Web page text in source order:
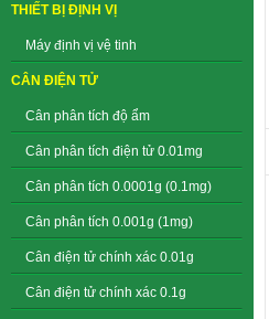
THIẾT BỊ ĐỊNH VỊ
Máy định vị vệ tinh
CÂN ĐIỆN TỬ
Cân phân tích độ ẩm
Cân phân tích điện tử 0.01mg
Cân phân tích 0.0001g (0.1mg)
Cân phân tích 0.001g (1mg)
Cân điện tử chính xác 0.01g
Cân điện tử chính xác 0.1g